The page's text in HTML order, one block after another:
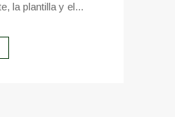
la plantilla y el...